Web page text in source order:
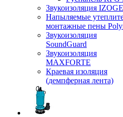
Звукоизоляция
Напыляемые
монтажные пены
Звукоизоляция
SoundGuard
Звукоизоляция
MAXFORTE
Краевая изоляция
(демпферная лента)